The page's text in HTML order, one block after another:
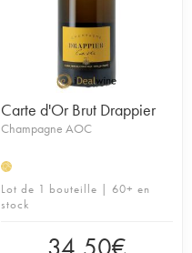
Carte d'Or Brut Drappier
Champagne AOC
H
Lot de 1 bouteille | 60+ en
stock